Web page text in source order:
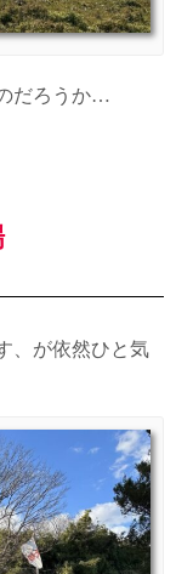
だろうか…
、が依然ひと気